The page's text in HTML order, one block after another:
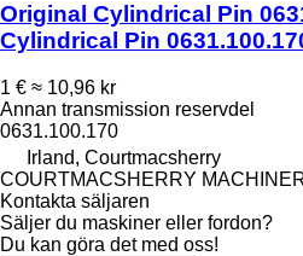
Original Cylindrical Pin
Cylindrical Pin
1 € ≈ 10,96 kr
Annan transmission reservdel
0631.100.170
Irland, Courtmacsherry
COURTMACSHERRY
Kontakta säljaren
Säljer du maskiner eller fordon?
Du kan göra det med oss!